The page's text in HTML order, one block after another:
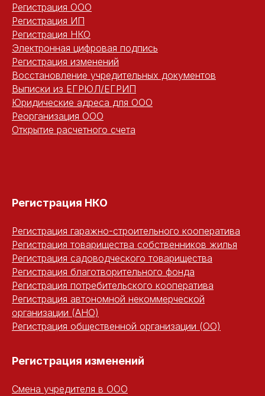
Регистрация ООО
Регистрация ИП
Регистрация НКО
Электронная цифровая подпись
Регистрация изменений
Восстановление учредительных документов
Выписки из ЕГРЮЛ/ЕГРИП
Юридические адреса для ООО
Реорганизация ООО
Открытие расчетного счета
Регистрация НКО
Регистрация гаражно-строительного кооператива
Регистрация товарищества собственников жилья
Регистрация садоводческого товарищества
Регистрация благотворительного фонда
Регистрация потребительского кооператива
Регистрация автономной некоммерческой
организации (АНО)
Регистрация общественной организации (ОО)
Регистрация изменений
Смена учредителя в ООО